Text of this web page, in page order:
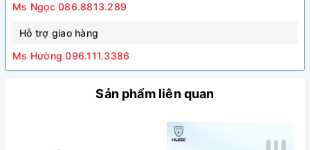
Ms Ngọc 086.8813.289
Hỗ trợ giao hàng
Ms Hường 096.111.3386
Sản phẩm liên quan